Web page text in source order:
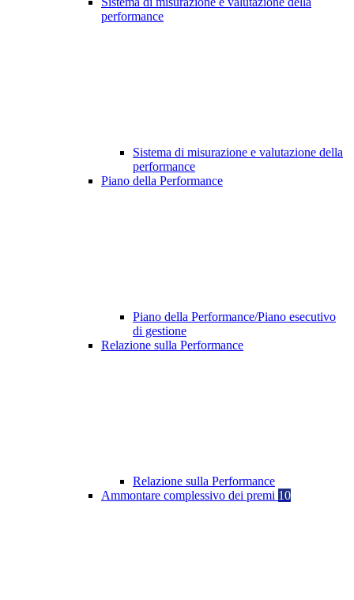
performance
Sistema di misurazione e valutazione della
performance
Piano della Performance
Piano della Performance/Piano esecutivo
di gestione
Relazione sulla Performance
Relazione sulla Performance
Ammontare complessivo dei premi 10